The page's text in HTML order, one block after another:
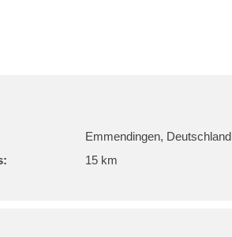
Emmendingen, Deutschland
15 km